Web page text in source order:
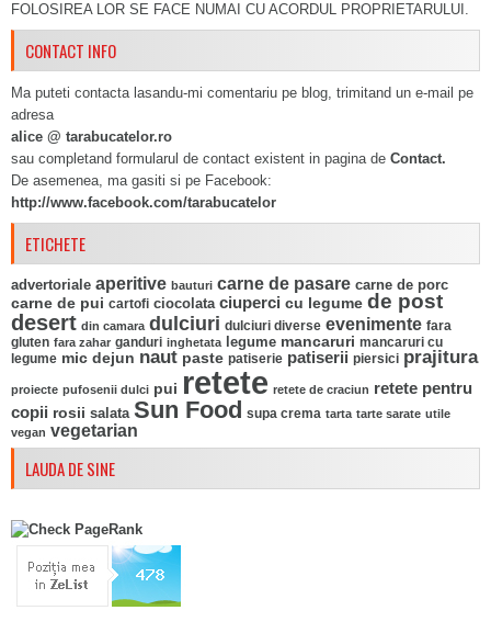
FOLOSIREA LOR SE FACE NUMAI CU ACORDUL PROPRIETARULUI.
CONTACT INFO
Ma puteti contacta lasandu-mi comentariu pe blog, trimitand un e-mail pe
adresa
alice @ tarabucatelor.ro
sau completand formularul de contact existent in pagina de Contact.
De asemenea, ma gasiti si pe Facebook:
http://www.facebook.com/tarabucatelor
ETICHETE
advertoriale aperitive bauturi carne de pasare carne de porc
carne de pui cartofi ciocolata ciuperci cu legume de post
desert din camara dulciuri dulciuri diverse evenimente fara
gluten fara zahar ganduri inghetata legume mancaruri mancaruri cu
legume mic dejun naut paste patiserie patiserii piersici prajitura
proiecte pufosenii dulci pui retete retete de craciun retete pentru
copii rosii salata Sun Food supa crema tarta tarte sarate utile
vegan vegetarian
LAUDA DE SINE